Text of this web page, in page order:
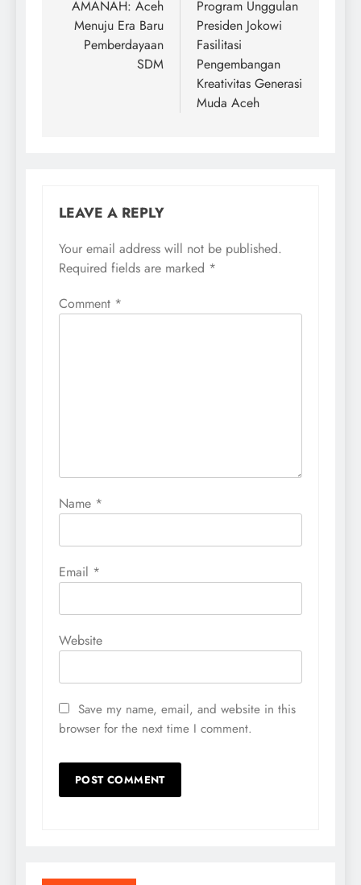
AMANAH: Aceh
Menuju Era Baru
Pemberdayaan
SDM
Program Unggulan
Presiden Jokowi
Fasilitasi
Pengembangan
Kreativitas Generasi
Muda Aceh
LEAVE A REPLY
Your email address will not be published.
Required fields are marked *
Comment *
Name *
Email *
Website
Save my name, email, and website in this
browser for the next time I comment.